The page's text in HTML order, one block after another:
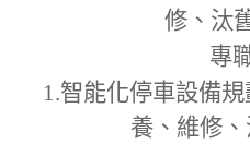
修、汰
專
1.智能化停車設備
養、維修、